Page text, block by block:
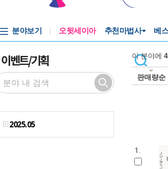
분야보기 오뒷세이아 추천마법사 베
이벤트/기획
2025.05
이 분야에
판매량순
1.